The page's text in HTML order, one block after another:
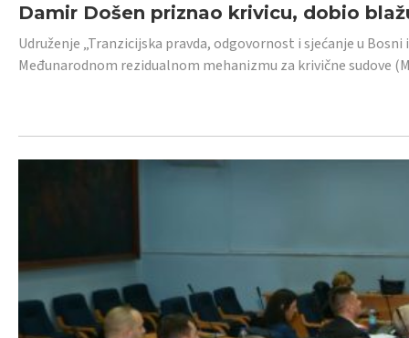
Damir Došen priznao krivicu, dobio
Udruženje „Tranzicijska pravda, odgovornost i sjećanje u
Međunarodnom rezidualnom mehanizmu za krivične sudove